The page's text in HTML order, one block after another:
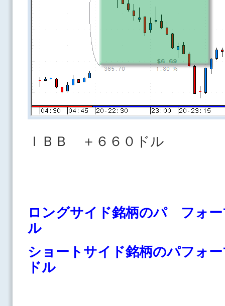
ＩＢＢ ＋６６０ドル
ロングサイド銘柄のパ フォ
ル
ショートサイド銘柄のパフォ
ドル